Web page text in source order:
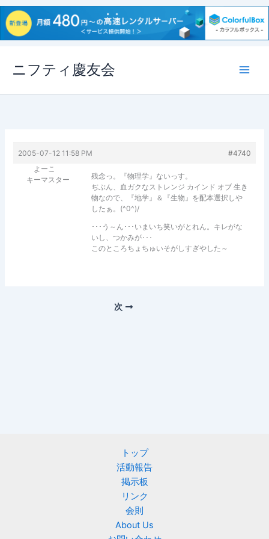
ス
ニフティ慶友会
2005-07-12 11:58 PM
#4740
よーこ
キーマスター
残念っ。『物理学』ないっす。
ぢぶん、血ガクなストレンジ カインド オブ 生き
物なので、『地学』＆『生物』を配本選択しや
したぁ。(^0^)/
･･･う～ん･･･いまいち笑いがとれん。キレがな
いし、つかみが･･･
このところちょちゅいそがしすぎやした～
次
トップ
活動報告
掲示板
リンク
会則
About Us